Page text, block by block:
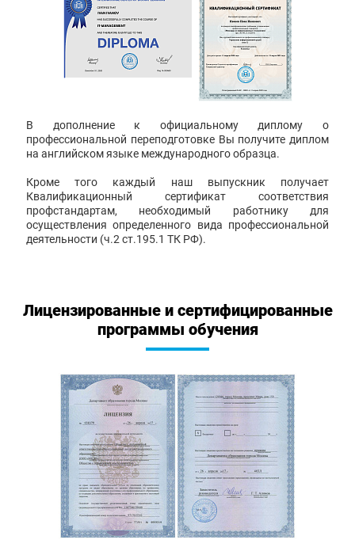
В дополнение к официальному диплому о
профессиональной переподготовке Вы получите диплом
на английском языке международного образца.
Кроме того каждый наш выпускник получает
Квалификационный сертификат соответствия
профстандартам, необходимый работнику для
осуществления определенного вида профессиональной
деятельности (ч.2 ст.195.1 ТК РФ).
Лицензированные и сертифицированные
программы обучения